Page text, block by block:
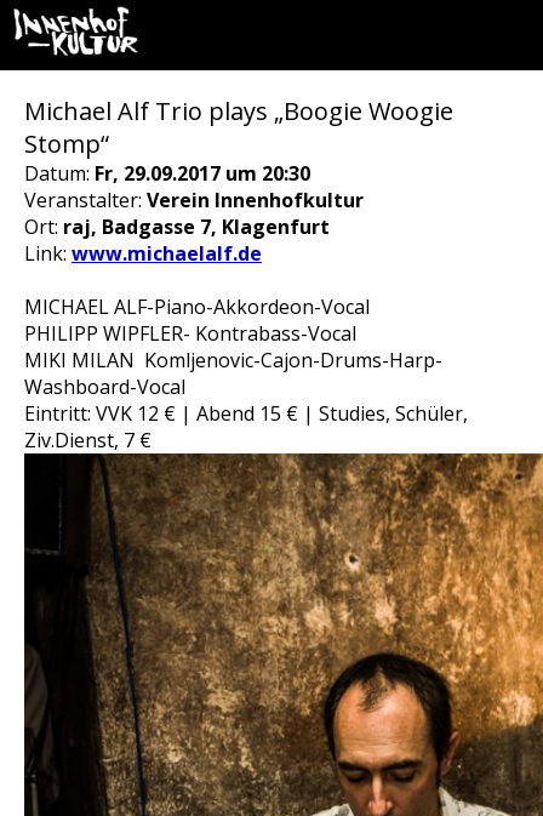
Michael Alf Trio plays „Boogie Woogie
Stomp“
Datum: Fr, 29.09.2017 um 20:30
Veranstalter: Verein Innenhofkultur
Ort: raj, Badgasse 7, Klagenfurt
Link: www.michaelalf.de
MICHAEL ALF-Piano-Akkordeon-Vocal
PHILIPP WIPFLER- Kontrabass-Vocal
MIKI MILAN Komljenovic-Cajon-Drums-Harp-
Washboard-Vocal
Eintritt: VVK 12 € | Abend 15 € | Studies, Schüler,
Ziv.Dienst, 7 €